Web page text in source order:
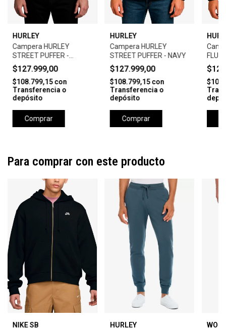
HURLEY
Campera HURLEY
STREET PUFFER -
BLACK
$127.999,00
$108.799,15con
Transferencia o
depósito
Comprar
HURLEY
Campera HURLEY
STREET PUFFER - NAVY
$127.999,00
$108.799,15con
Transferencia o
depósito
Comprar
Para comprar con este producto
NIKE SB
HURLEY